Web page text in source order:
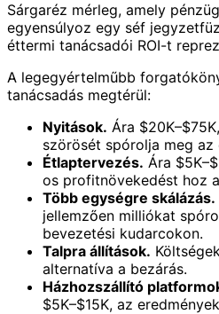
Sárgaréz mérleg, amely
egyensúlyoz egy séf
éttermi tanácsadói ROI-t
A legegyértelműbb
tanácsadás megtérül:
Nyitások. Ára
szörösét spórolja meg az
Étlaptervezés. Ára
os profitnövekedést hoz
Több egységre skálázás.
jellemzően milliókat
bevezetési kudarcokon.
Talpra állítások.
alternatíva a bezárás.
Házhozszállító
$5K–$15K, az